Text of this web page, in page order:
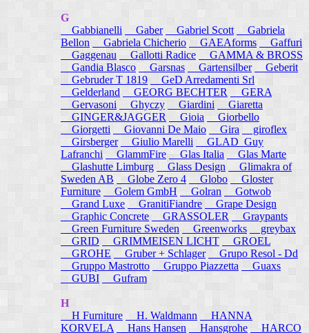
G
Gabbianelli
Gaber Gabriel Scott
Gabriela
Bellon
Gabriela Chicherio GAEAforms
Gaffuri
Gaggenau
Gallotti Radice
GAMMA & BROSS
Gandia Blasco
Garsnas Gartensilber
Geberit
Gebruder T 1819
GeD Arredamenti Srl
Gelderland
GEORG BECHTER
GERA
Gervasoni
Ghyczy Giardini
Giaretta
GINGER&JAGGER
Gioia
Giorbello
Giorgetti
Giovanni De Maio Gira
giroflex
Girsberger
Giulio Marelli
GLAD_Guy
Lafranchi
GlammFire Glas Italia
Glas Marte
Glashutte Limburg
Glass Design
Glimakra of
Sweden AB
Globe Zero 4 Globo
Gloster
Furniture
Golem GmbH Golran
Gotwob
Grand Luxe
GranitiFiandre
Grape Design
Graphic Concrete
GRASSOLER
Graypants
Green Furniture Sweden
Greenworks
greybax
GRID
GRIMMEISEN LICHT
GROEL
GROHE
Gruber + Schlager
Grupo Resol - Dd
Gruppo Mastrotto
Gruppo Piazzetta
Guaxs
GUBI
Gufram
H
H Furniture
H. Waldmann
HANNA
KORVELA
Hans Hansen Hansgrohe HARCO